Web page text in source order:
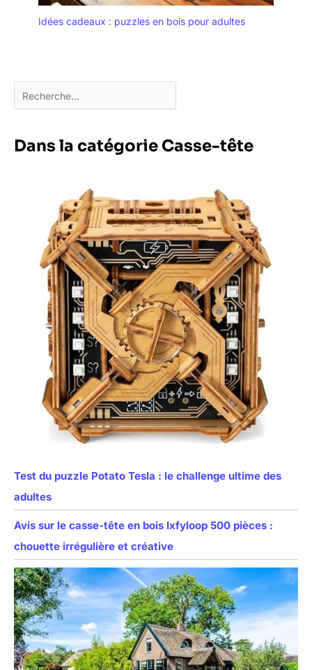
Idées cadeaux : puzzles en bois pour adultes
Dans la catégorie Casse-tête
Test du puzzle Potato Tesla : le challenge ultime des
adultes
Avis sur le casse-tête en bois Ixfyloop 500 pièces :
chouette irrégulière et créative